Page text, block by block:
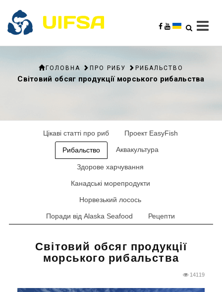
ГОЛОВНА ПРО РИБУ РИБАЛЬСТВО
Світовий обсяг продукції морського рибальства
Цікаві статті про риб Проект EasyFish
Рибальство Аквакультура
Здорове харчування
Канадські морепродукти
Норвезький лосось
Поради від Alaska Seafood Рецепти
Світовий обсяг продукції
морського рибальства
14119